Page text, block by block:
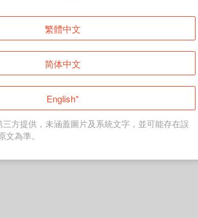
登入
返回首頁
繁體中文
简体中文
English*
方提供，未涵蓋圖片及系統文字，並可能存在誤
為準。